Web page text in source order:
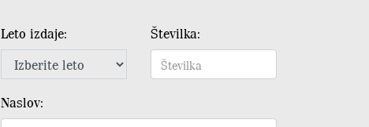
Leto izdaje: Številka:
Naslov: